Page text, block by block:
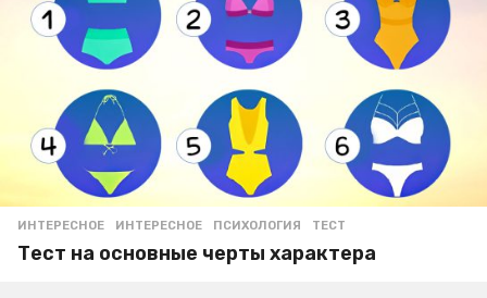
ИНТЕРЕСНОЕ ИНТЕРЕСНОЕ ,ПСИХОЛОГИЯ ,ТЕСТ
Тест на основные черты характера